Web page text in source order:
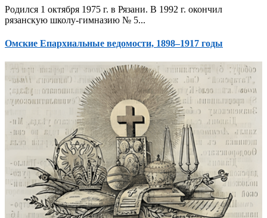
Родился 1 октября 1975 г. в Рязани. В 1992 г. окончил
рязанскую школу-гимназию № 5...
Омские Епархиальные ведомости, 1898–1917 годы